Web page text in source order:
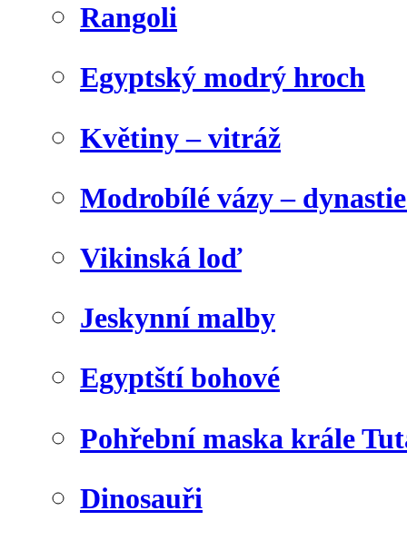
Rangoli
Egyptský modrý hroch
Květiny – vitráž
Modrobílé vázy –
Vikinská loď
Jeskynní malby
Egyptští bohové
Pohřební maska krále
Dinosauři